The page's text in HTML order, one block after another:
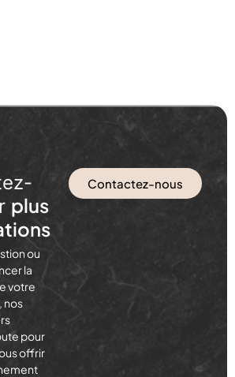
plus
ou
la
votre
nos
pour
offrir
Contactez-nous